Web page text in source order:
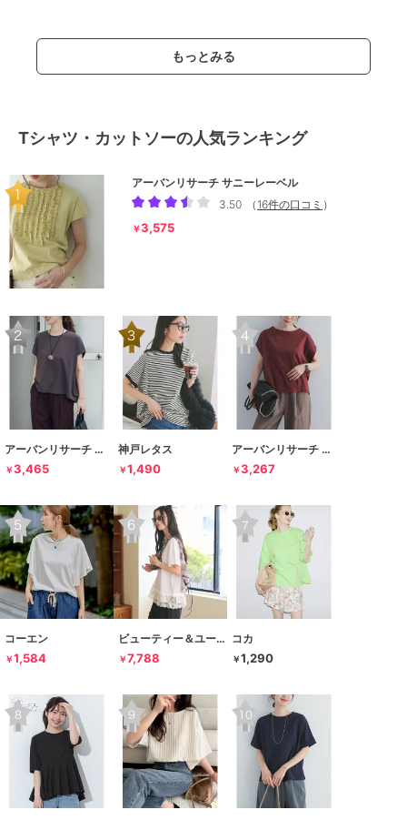
もっとみる
Tシャツ・カットソーの人気ランキング
アーバンリサーチ サニーレーベル
3.50
（ 16件の口コミ ）
￥3,575
アーバンリサーチ ドアーズ
￥3,465
神戸レタス
￥1,490
アーバンリサーチ ドアーズ
￥3,267
コーエン
￥1,584
ビューティー＆ユース ユナイテッドアローズ
￥7,788
コカ
￥1,290